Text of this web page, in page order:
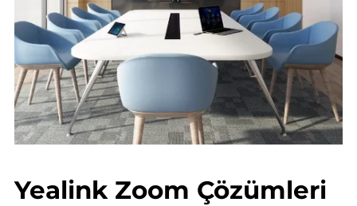
Yealink Zoom Çözümleri